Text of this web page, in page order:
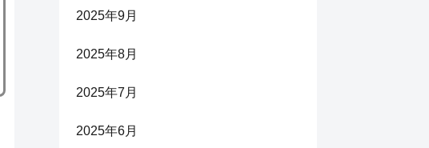
2025年9月
2025年8月
2025年7月
2025年6月